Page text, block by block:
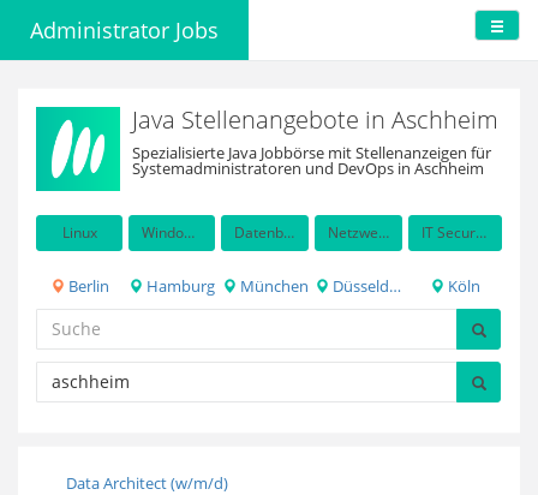
Administrator Jobs
Java Stellenangebote in Aschheim
Spezialisierte Java Jobbörse mit Stellenanzeigen für
Systemadministratoren und DevOps in Aschheim
Linux Windows Server Datenbanken Netzwerkadministration IT Security / Auditing
Berlin Hamburg München Düsseldorf Köln
Data Architect (w/m/d)